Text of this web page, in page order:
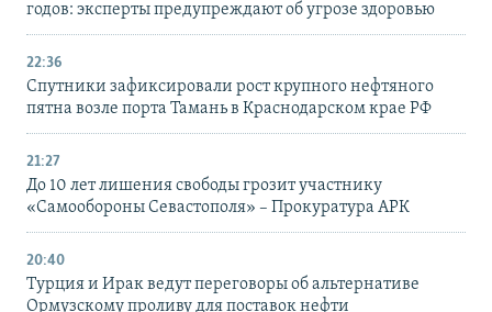
годов: эксперты предупреждают об угрозе здоровью
22:36
Спутники зафиксировали рост крупного нефтяного
пятна возле порта Тамань в Краснодарском крае РФ
21:27
До 10 лет лишения свободы грозит участнику
«Самообороны Севастополя» – Прокуратура АРК
20:40
Турция и Ирак ведут переговоры об альтернативе
Ормузскому проливу для поставок нефти